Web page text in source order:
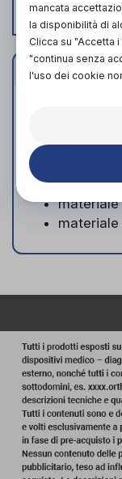
altezza
tipologia
mancata
la disponibilità di
Clicca su "Accetta
"continua senza
l'uso dei cookie